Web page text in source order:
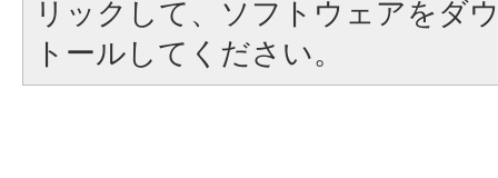
リックして、ソフトウェアをダ
トールしてください。